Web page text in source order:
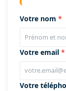
Votre nom
Votre email
Votre